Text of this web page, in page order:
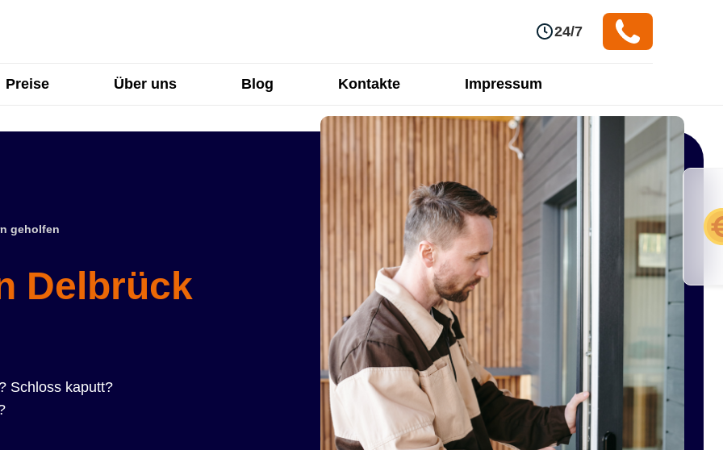
24/7
Preise Über uns Blog Kontakte Impressum
geholfen
Delbrück
Schloss kaputt?